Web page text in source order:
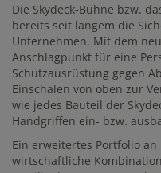
Die Skydeck-Bühne bzw.
bereits seit langem die
Unternehmen. Mit dem
Anschlagpunkt für eine
Schutzausrüstung gegen
Einschalen von oben zur
wie jedes Bauteil der
Handgriffen ein- bzw.
Ein erweitertes Portfolio
wirtschaftliche